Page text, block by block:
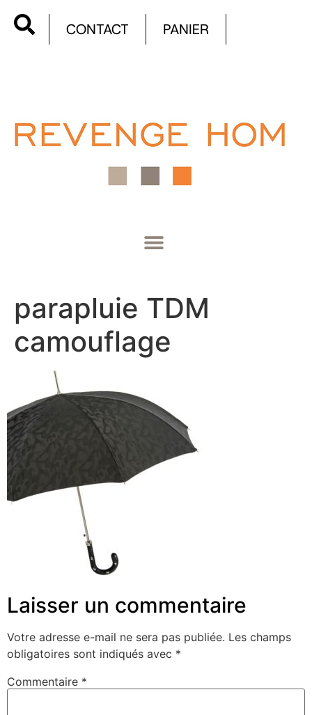
CONTACT PANIER
parapluie TDM
camouflage
Laisser un commentaire
Votre adresse e-mail ne sera pas publiée. Les champs
obligatoires sont indiqués avec *
Commentaire *